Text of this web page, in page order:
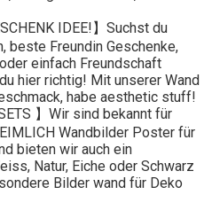
IDEE!】Suchst du
beste Freundin Geschenke,
einfach Freundschaft
hier richtig! Mit unserer Wand
habe aesthetic stuff!
】Wir sind bekannt für
Wandbilder Poster für
bieten wir auch ein
Natur, Eiche oder Schwarz
Bilder wand für Deko